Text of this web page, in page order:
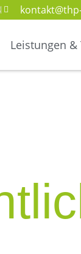
Leistungen